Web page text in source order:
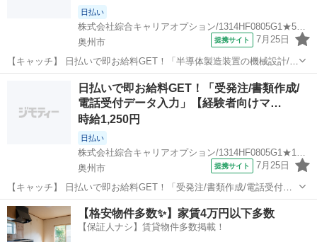
日払い
株式会社綜合キャリアオプション/1314HF0805G1★52-S
奥州市
提携サイト 7月25日
【キャッチ】 日払いで即お給料GET！「半導体製造装置の機械設計/開
発」【経験活かしてステップUP！！】プライベートも充実♪土日祝
タート★★ 「派遣では働...
奥州市 一般事務
日払いで即お給料GET！「受発注/書類作成/
電話受付データ入力」【経験者向けマ…
時給1,250円
日払い
奥州市
提携サイト 7月25日
【キャッチ】 日払いで即お給料GET！「受発注/書類作成/電話受付デ
ータ入力」【経験者向けマイスターワーク！】プライベートも充実♪土
日祝休！高！ 【コメント】 製造のお仕事をお探しの方必見！ 「経験
ないけど大丈夫かな・・...
岩手 奥州市 一般事務
【格安物件多数✨】家賃4万円以下多数
【保証人ナシ】賃貸物件多数掲載！